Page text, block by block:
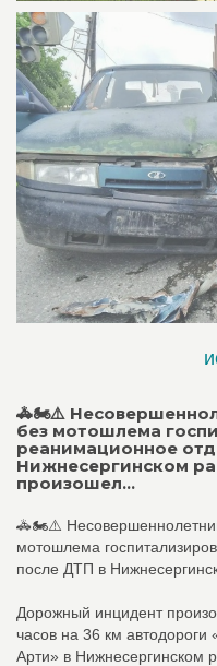
🚓🏍⚠️
без мотошлема
реанимационное
Нижнесергинском
произошел...
🚓🏍⚠️
мотошлема
после ДТП в
Дорожный инцидент
часов на 36 км
Арти» в Нижнесергинском